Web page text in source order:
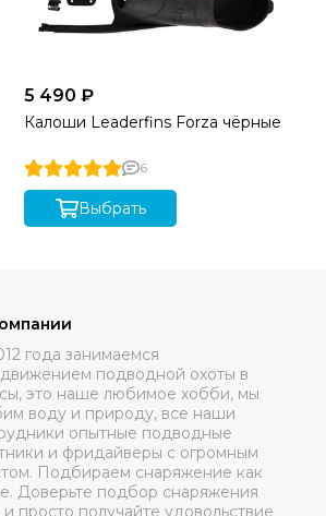
5 490 ₽
Калоши Leaderfins Forza чёрные
6
Выбрать
года занимаемся
подводной охоты в
это наше любимое хобби, мы
воду и природу, все наши
опытные подводные
и фридайверы с огромным
Подбираем снаряжение как
Доверьте подбор снаряжения
просто получайте удовольствие